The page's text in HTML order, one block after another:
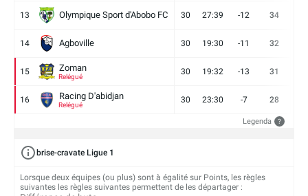
13 Olympique Sport d'Abobo FC 30 27:39 -12 34
14 Agboville 30 19:30 -11 32
15 Zoman
Relégué
30 19:32 -13 31
16 Racing D'abidjan
Relégué
30 23:30 -7 28
Legenda ?
brise-cravate Ligue 1
Lorsque deux équipes (ou plus) sont à égalité sur Points, les règles
suivantes les règles suivantes permettent de les départager :